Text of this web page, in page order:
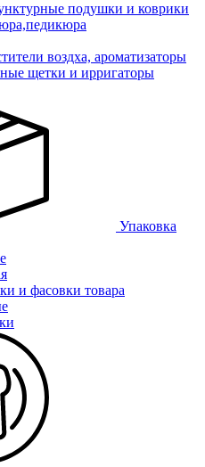
подушки и коврики
воздха, ароматизаторы
щетки и ирригаторы
Упаковка
и фасовки товара